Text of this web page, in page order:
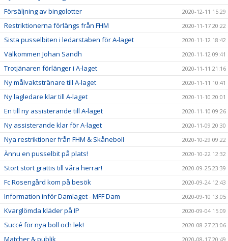
Försäljning av bingolotter 2020-12-11 15:29
Restriktionerna förlängs från FHM 2020-11-17 20:22
Sista pusselbiten i ledarstaben för A-laget 2020-11-12 18:42
Välkommen Johan Sandh 2020-11-12 09:41
Trotjänaren förlänger i A-laget 2020-11-11 21:16
Ny målvaktstränare till A-laget 2020-11-11 10:41
Ny lagledare klar till A-laget 2020-11-10 20:01
En till ny assisterande till A-laget 2020-11-10 09:26
Ny assisterande klar för A-laget 2020-11-09 20:30
Nya restriktioner från FHM & Skåneboll 2020-10-29 09:22
Ännu en pusselbit på plats! 2020-10-22 12:32
Stort stort grattis till våra herrar! 2020-09-25 23:39
Fc Rosengård kom på besök 2020-09-24 12:43
Information inför Damlaget - MFF Dam 2020-09-10 13:05
Kvarglömda kläder på IP 2020-09-04 15:09
Succé för nya boll och lek! 2020-08-27 23:06
Matcher & publik 2020-08-17 20:49